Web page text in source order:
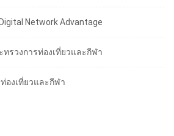
Network Advantage
รวงการท่องเที่ยวและกีฬา
องเที่ยวและกีฬา